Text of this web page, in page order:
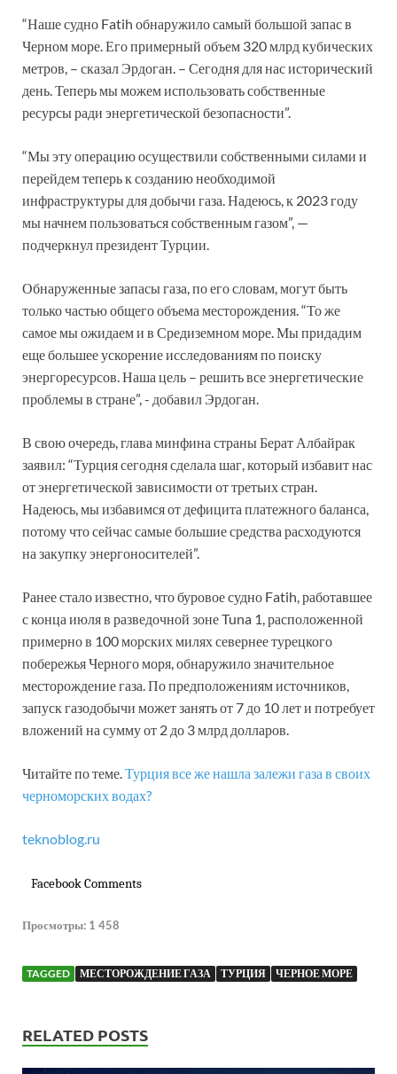
“Наше судно Fatih обнаружило самый большой запас в
Черном море. Его примерный объем 320 млрд кубических
метров, – сказал Эрдоган. – Сегодня для нас исторический
день. Теперь мы можем использовать собственные
ресурсы ради энергетической безопасности”.
“Мы эту операцию осуществили собственными силами и
перейдем теперь к созданию необходимой
инфраструктуры для добычи газа. Надеюсь, к 2023 году
мы начнем пользоваться собственным газом”, —
подчеркнул президент Турции.
Обнаруженные запасы газа, по его словам, могут быть
только частью общего объема месторождения. “То же
самое мы ожидаем и в Средиземном море. Мы придадим
еще большее ускорение исследованиям по поиску
энергоресурсов. Наша цель – решить все энергетические
проблемы в стране”, ­­- добавил Эрдоган.
В свою очередь, глава минфина страны Берат Албайрак
заявил: “Турция сегодня сделала шаг, который избавит нас
от энергетической зависимости от третьих стран.
Надеюсь, мы избавимся от дефицита платежного баланса,
потому что сейчас самые большие средства расходуются
на закупку энергоносителей”.
Ранее стало известно, что буровое судно Fatih, работавшее
с конца июля в разведочной зоне Tuna 1, расположенной
примерно в 100 морских милях севернее турецкого
побережья Черного моря, обнаружило значительное
месторождение газа. По предположениям источников,
запуск газодобычи может занять от 7 до 10 лет и потребует
вложений на сумму от 2 до 3 млрд долларов.
Читайте по теме.Турция все же нашла залежи газа в своих
черноморских водах?
teknoblog.ru
Facebook Comments
Просмотры: 1 458
TAGGED МЕСТОРОЖДЕНИЕ ГАЗА ТУРЦИЯ ЧЕРНОЕ МОРЕ
RELATED POSTS